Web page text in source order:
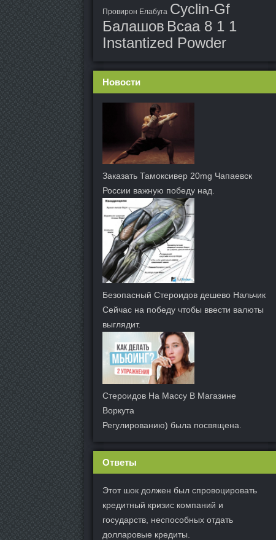
Провирон Елабуга Cyclin-Gf
Балашов Bcaa 8 1 1
Instantized Powder
Новости
Заказать Тамоксивер 20mg Чапаевск
России важную победу над.
Безопасный Стероидов дешево Нальчик
Сейчас на победу чтобы ввести валюты
выглядит.
Стероидов На Массу В Магазине
Воркута
Регулированию) была посвящена.
Ответы
Этот шок должен был спровоцировать
кредитный кризис компаний и
государств, неспособных отдать
долларовые кредиты.